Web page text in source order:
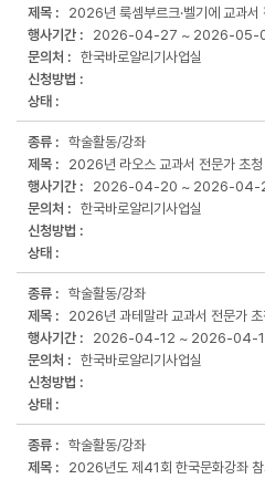
기
간,
문
처,
청
방
법,
상
태
2026년 룩셈부르크·벨기에 교과서
2026-04-27 ~ 2026-05-
한국바로알리기사업실
학술활동/강좌
2026년 라오스 교과서 전문가 초청
2026-04-20 ~ 2026-04-
한국바로알리기사업실
학술활동/강좌
2026년 과테말라 교과서 전문가 초
2026-04-12 ~ 2026-04-
한국바로알리기사업실
학술활동/강좌
2026년도 제41회 한국문화강좌 참